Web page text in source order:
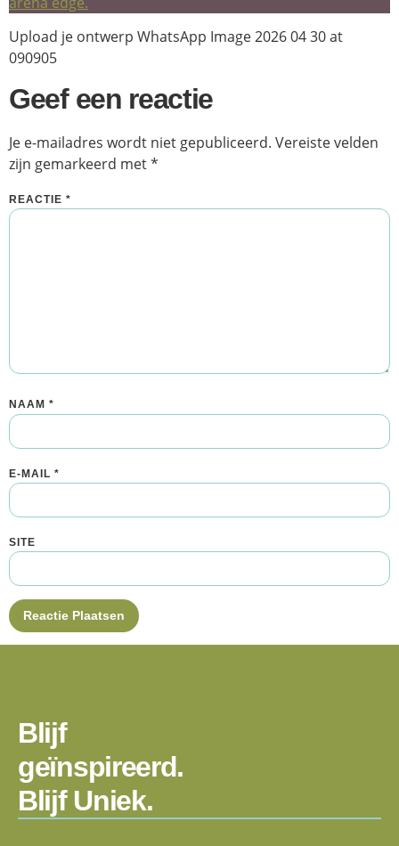
Upload je ontwerp WhatsApp Image 2026 04 30 at
090905
Geef een reactie
Je e-mailadres wordt niet gepubliceerd. Vereiste velden
zijn gemarkeerd met*
REACTIE *
NAAM *
E-MAIL *
SITE
Blijf
geïnspireerd.
Blijf Uniek.